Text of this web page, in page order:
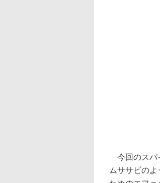
今回のスパ
ムササビの